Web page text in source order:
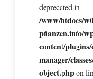
deprecated in
/www/htdocs/
pflanzen.info/
content/plugins/
manager/
object.phpon